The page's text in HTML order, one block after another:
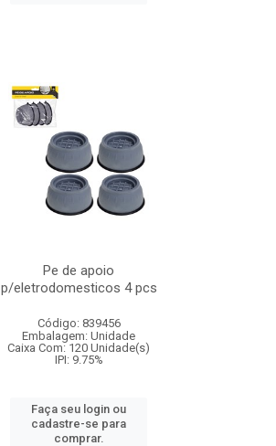
Pe de apoio
p/eletrodomesticos 4 pcs
Código: 839456
Embalagem: Unidade
Caixa Com: 120 Unidade(s)
IPI: 9.75%
Faça seu login ou
cadastre-se para
comprar.